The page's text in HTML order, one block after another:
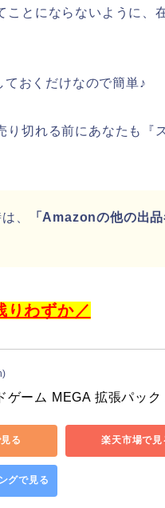
とにならないように、
おくだけなので簡単♪
り切れる前にあなたも『
、 「Amazonの他の出品
りわずか／
ゲーム MEGA 拡張パッ
る 楽天市場で見
グで見る